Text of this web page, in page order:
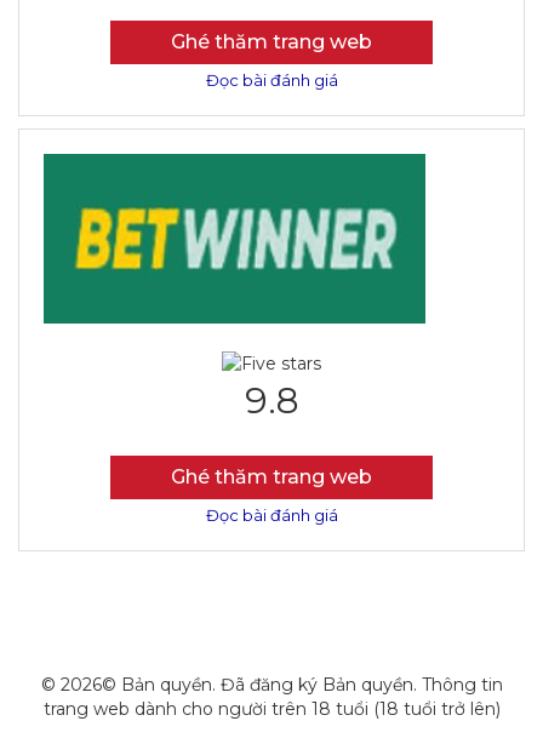
Ghé thăm trang web
Đọc bài đánh giá
9.8
Ghé thăm trang web
Đọc bài đánh giá
© 2026© Bản quyền. Đã đăng ký Bản quyền. Thông tin
trang web dành cho người trên 18 tuổi (18 tuổi trở lên)